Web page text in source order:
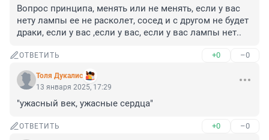
Вопрос принципа, менять или не менять, если у вас
нету лампы ее не расколет, сосед и с другом не будет
драки, если у вас ,если у вас, если у вас лампы нет..
ОТВЕТИТЬ +0 –0
Толя Дукалис
13 января 2025, 17:29
"ужасный век, ужасные сердца"
ОТВЕТИТЬ +0 –0